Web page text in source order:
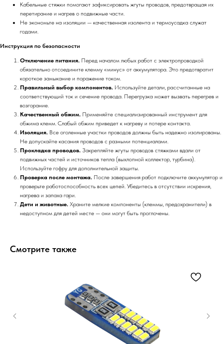
Кабельные стяжки помогают зафиксировать жгуты проводов, предотвращая их
перетирание и нагрев о подвижные части.
Не экономьте на изоляции — качественная изолента и термоусадка служат
годами.
Инструкция по безопасности
Отключение питания. Перед началом любых работ с электропроводкой
обязательно отсоедините клемму «минус» от аккумулятора. Это предотвратит
короткое замыкание и поражение током.
Правильный выбор компонентов. Используйте детали, рассчитанные на
соответствующий ток и сечение провода. Перегрузка может вызвать перегрев и
возгорание.
Качественный обжим. Применяйте специализированный инструмент для
обжима клемм. Слабый обжим приведет к нагреву и потере контакта.
Изоляция. Все оголенные участки проводов должны быть надежно изолированы.
Не допускайте касания проводов с разными потенциалами.
Прокладка проводов. Закрепляйте жгуты проводов стяжками вдали от
подвижных частей и источников тепла (выхлопной коллектор, турбина).
Используйте гофру для дополнительной защиты.
Проверка после монтажа. После завершения работ подключите аккумулятор и
проверьте работоспособность всех цепей. Убедитесь в отсутствии искрения,
нагрева и запаха гари.
Дети и животные. Храните мелкие компоненты (клеммы, предохранители) в
недоступном для детей месте — они могут быть проглочены.
Смотрите также